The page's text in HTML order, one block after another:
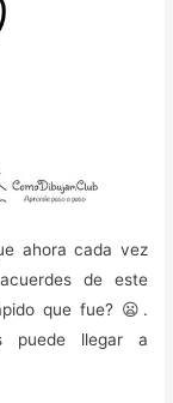
ahora cada vez
de este
que fue? 😦.
puede llegar a